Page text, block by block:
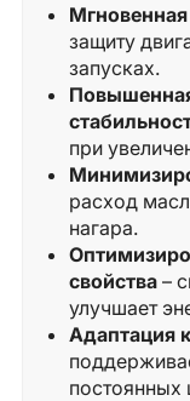
защиту
запусках.
при
расход
нагара.
свойства–
улучшает
Адаптация